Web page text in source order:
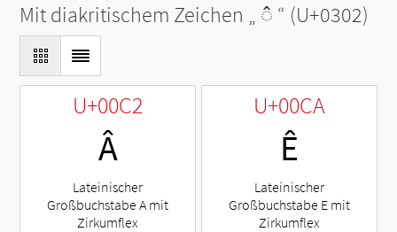
Mit diakritischem Zeichen „ ◌̂ “ (U+0302)
U+00C2
Â
Lateinischer
Großbuchstabe A mit
Zirkumflex
U+00CA
Ê
Lateinischer
Großbuchstabe E mit
Zirkumflex